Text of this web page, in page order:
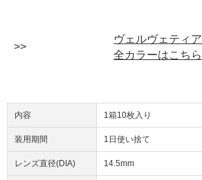
ヴェルヴェティア
全カラーはこちら
内容 1箱10枚入り
装用期間 1日使い捨て
レンズ直径(DIA) 14.5mm